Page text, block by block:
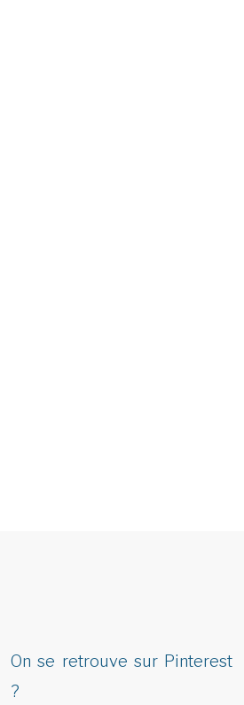
On se retrouve sur Pinterest
?